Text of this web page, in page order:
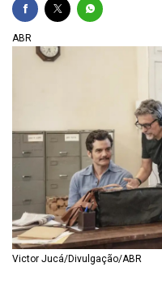
ABR
Victor Jucá/Divulgação/ABR